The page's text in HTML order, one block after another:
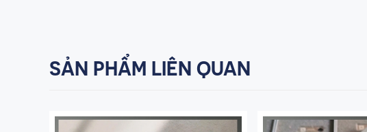
SẢN PHẨM LIÊN QUAN